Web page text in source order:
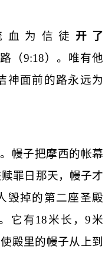
血为信徒 开了
（9:18）。唯有他
神面前的路永远为
。幔子把摩西的帐幕
罪日那天，幔子才
毁掉的第二座圣殿
它有18米长，9米
殿里的幔子从上到